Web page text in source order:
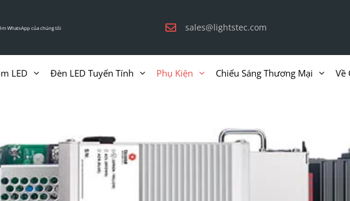
WhatsApp của chúng tôi sales@lightstec.com
LED Đèn LED Tuyến Tính Phụ Kiện Chiếu Sáng Thương Mại Về